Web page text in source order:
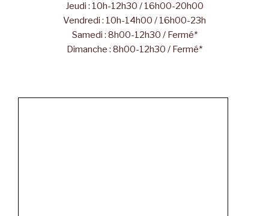
Jeudi : 10h-12h30 / 16h00-20h00
Vendredi : 10h-14h00 / 16h00-23h
Samedi : 8h00-12h30 / Fermé*
Dimanche : 8h00-12h30 / Fermé*